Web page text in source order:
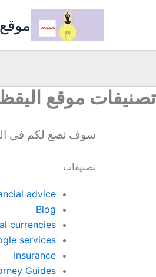
تصنيفات موقع
سوف نضع لكم في
تصنيفات
advice
Blog
currencies
services
Insurance
Guides